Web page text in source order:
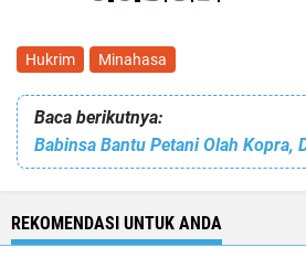
Hukrim Minahasa
Baca berikutnya:
REKOMENDASI UNTUK ANDA